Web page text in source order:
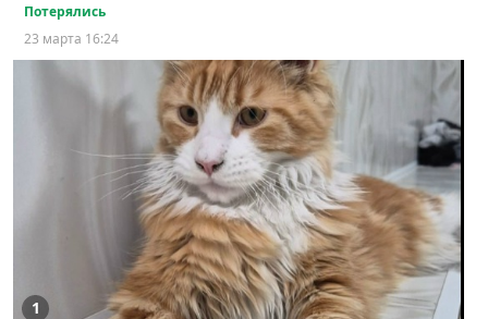
Потерялись
23 марта 16:24
1